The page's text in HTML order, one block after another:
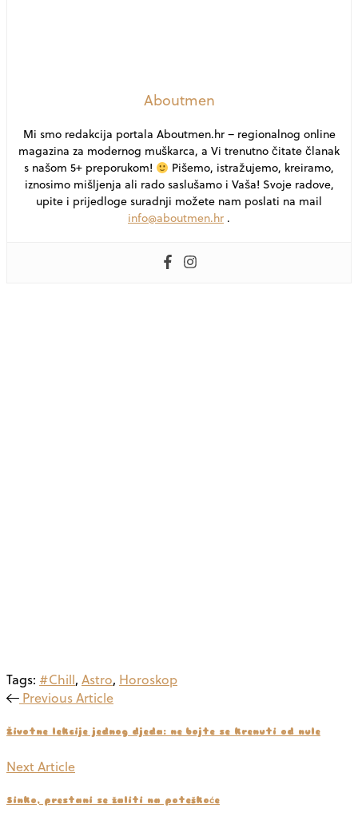
Aboutmen
Mi smo redakcija portala Aboutmen.hr – regionalnog online
magazina za modernog muškarca, a Vi trenutno čitate članak
s našom 5+ preporukom!
Pišemo, istražujemo, kreiramo,
iznosimo mišljenja ali rado saslušamo i Vaša! Svoje radove,
upite i prijedloge suradnji možete nam poslati na mail
info@aboutmen.hr .
Tags: #Chill, Astro, Horoskop
Previous Article
Životne lekcije jednog djeda: ne bojte se krenuti od nule
Next Article
Sinko, prestani se žaliti na poteškoće